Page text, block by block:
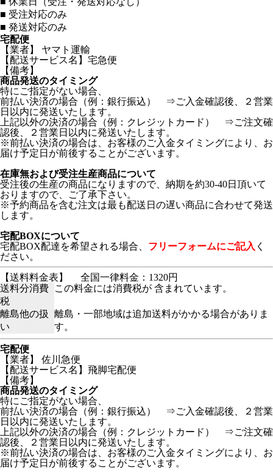
■ 受注対応のみ
■ 発送対応のみ
宅配便
【業者】 ヤマト運輸
【配送サービス名】宅急便
【備考】
商品発送のタイミング
特にご指定がない場合、
前払い決済の場合（例：銀行振込） ⇒ご入金確認後、２営業
日以内に発送いたします。
上記以外の決済の場合（例：クレジットカード） ⇒ご注文確
認後、２営業日以内に発送いたします。
※前払い決済の場合は、お客様のご入金タイミングにより、お
届け予定日が前後することがございます。
在庫無および受注生産商品について
受注後の生産の商品になりますので、納期を約30-40日頂いて
おりますので、ご了承下さい。
※予約商品を含む注文は最も配送日の遅い商品に合わせて発送
します。
宅配BOXについて
宅配BOX配達を希望される場合、 フリーフォームにご記入 く
ださい。
【送料料金表】
全国一律料金：1320円
送料分消費
税
この料金には消費税が 含まれています。
離島他の扱
い
離島・一部地域は追加送料がかかる場合がありま
す。
宅配便
【業者】 佐川急便
【配送サービス名】飛脚宅配便
【備考】
商品発送のタイミング
特にご指定がない場合、
前払い決済の場合（例：銀行振込） ⇒ご入金確認後、２営業
日以内に発送いたします。
上記以外の決済の場合（例：クレジットカード） ⇒ご注文確
認後、２営業日以内に発送いたします。
※前払い決済の場合は、お客様のご入金タイミングにより、お
届け予定日が前後することがございます。